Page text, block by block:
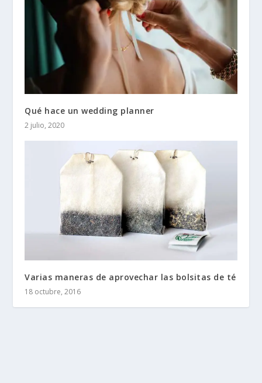
Qué hace un wedding planner
2 julio, 2020
Varias maneras de aprovechar las bolsitas de té
18 octubre, 2016